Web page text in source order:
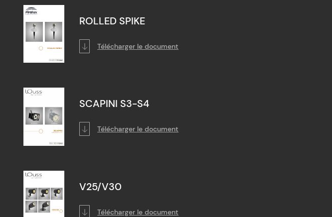
ROLLED SPIKE
Télécharger le document
SCAPINI S3-S4
Télécharger le document
V25/V30
Télécharger le document